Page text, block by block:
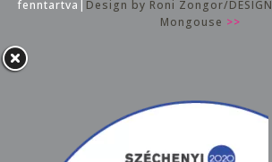
fenntartva| Design by Roni Zongor/DESIGN
Mongouse >>